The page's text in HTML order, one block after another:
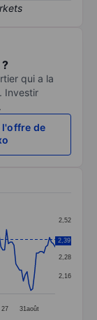
qui a la
Investir
l'offre de
Data
27 31août
2,16
2,28
2,40
2,52
2,39